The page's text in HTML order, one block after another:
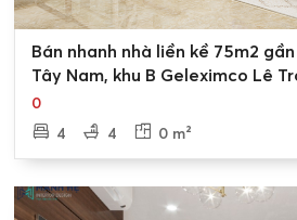
Bán nhanh nhà liền kề 75m2
Tây Nam, khu B Geleximco Lê
0
4
4 0 m²